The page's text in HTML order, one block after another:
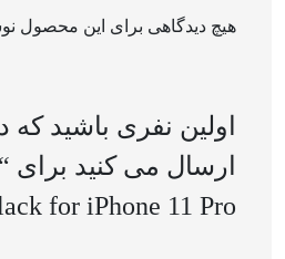
هیچ دیدگاهی برای این محصول
اولین نفری باشید که
for iPhone 11 Pro”